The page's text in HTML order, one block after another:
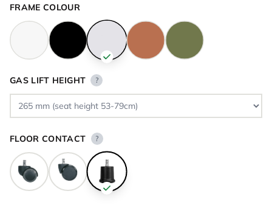
FRAME COLOUR
GAS LIFT HEIGHT ?
FLOOR CONTACT ?